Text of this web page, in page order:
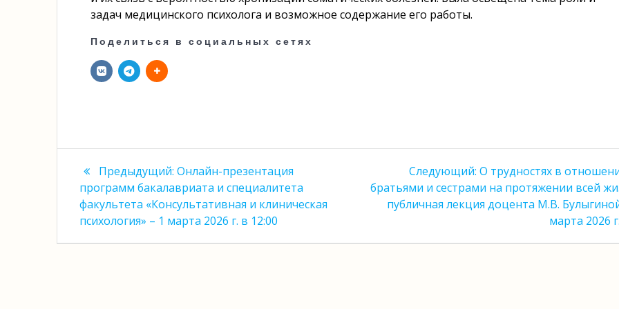
задач медицинского психолога и возможное содержание его работы.
Поделиться в социальных сетях
Навигация
по
записям
Предыдущий: Предыдущая
запись:
Онлайн-презентация
программ бакалавриата и специалитета
факультета «Консультативная и клиническая
психология» – 1 марта 2026 г. в 12:00
Следующий: Следующая
запись:
О трудностях в
братьями и сестрами на протяжении всей
публичная лекция доцента М.В.
марта 2026 г.